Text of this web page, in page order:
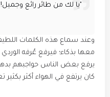
​"يا لك من طائر رائع
​وعند سماع هذه الكلمات
معها بذكاء؛ فيرفع عُرفه
يرفع بعض الناس حواجبهم
كان يرتفع في الهواء أكثر